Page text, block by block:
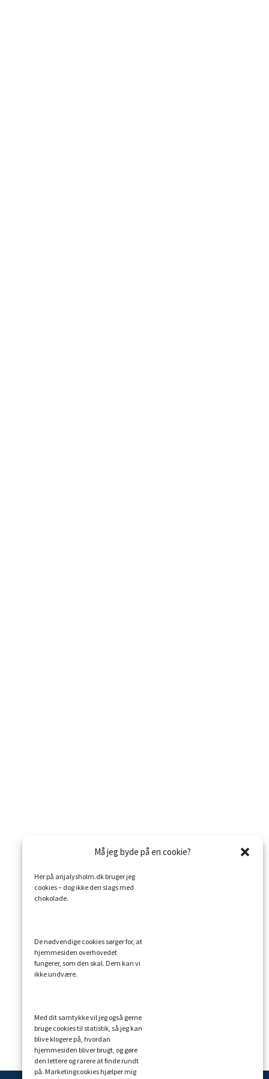
Må jeg byde på en cookie?
Her på anjalysholm.dk bruger jeg
cookies – dog ikke den slags med
chokolade.
De nødvendige cookies sørger for, at
hjemmesiden overhovedet
fungerer, som den skal. Dem kan vi
ikke undvære.
Med dit samtykke vil jeg også gerne
bruge cookies til statistik, så jeg kan
blive klogere på, hvordan
hjemmesiden bliver brugt, og gøre
den lettere og rarere at finde rundt
på. Marketingcookies hjælper mig